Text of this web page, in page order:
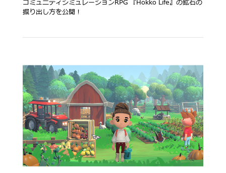
コミュニティシミュレーションRPG 『Hokko Life』の鉱石の
掘り出し方を公開！